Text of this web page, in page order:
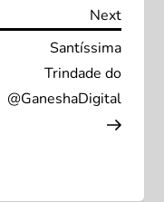
Next
Next
Santíssima
Trindade do
@GaneshaDigital